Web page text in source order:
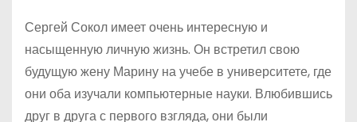
Сергей Сокол имеет очень интересную и
насыщенную личную жизнь. Он встретил свою
будущую жену Марину на учебе в университете, где
они оба изучали компьютерные науки. Влюбившись
друг в друга с первого взгляда, они были